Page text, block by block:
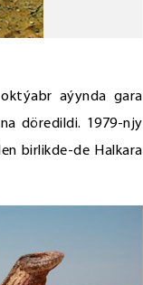
aýynda gara
döredildi. 1979-njy
birlikde-de Halkara